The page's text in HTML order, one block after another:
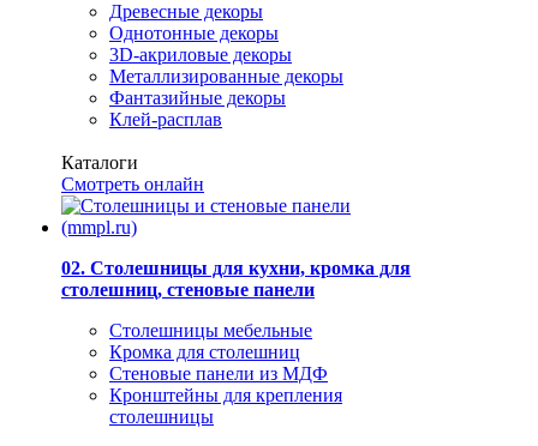
Древесные декоры
Однотонные декоры
3D-акриловые декоры
Металлизированные декоры
Фантазийные декоры
Клей-расплав
Каталоги
Смотреть онлайн
02. Столешницы для кухни, кромка для
столешниц, стеновые панели
Столешницы мебельные
Кромка для столешниц
Стеновые панели из МДФ
Кронштейны для крепления
столешницы